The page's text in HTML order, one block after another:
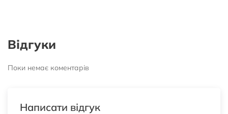
Відгуки
Поки немає коментарів
Написати відгук